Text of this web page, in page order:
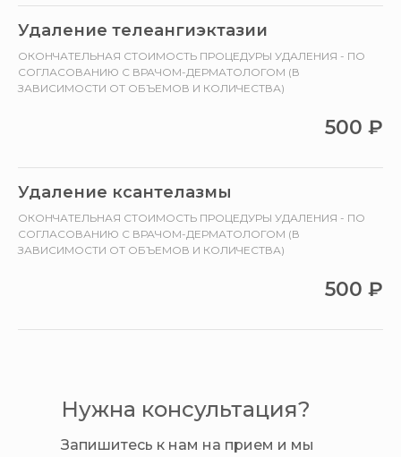
Удаление телеангиэктазии
ОКОНЧАТЕЛЬНАЯ СТОИМОСТЬ ПРОЦЕДУРЫ УДАЛЕНИЯ - ПО
СОГЛАСОВАНИЮ С ВРАЧОМ-ДЕРМАТОЛОГОМ (В
ЗАВИСИМОСТИ ОТ ОБЪЕМОВ И КОЛИЧЕСТВА)
500 ₽
Удаление ксантелазмы
ОКОНЧАТЕЛЬНАЯ СТОИМОСТЬ ПРОЦЕДУРЫ УДАЛЕНИЯ - ПО
СОГЛАСОВАНИЮ С ВРАЧОМ-ДЕРМАТОЛОГОМ (В
ЗАВИСИМОСТИ ОТ ОБЪЕМОВ И КОЛИЧЕСТВА)
500 ₽
Нужна консультация?
Запишитесь к нам на прием и мы